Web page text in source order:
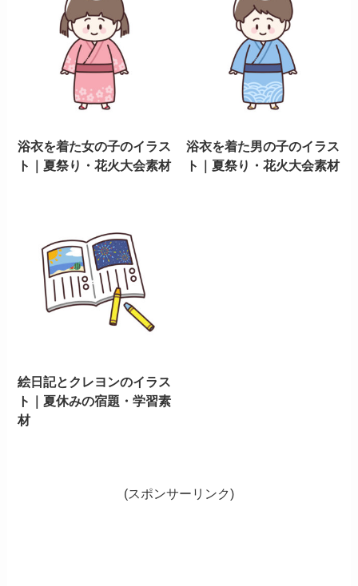
浴衣を着た女の子のイラス
ト｜夏祭り・花火大会素材
浴衣を着た男の子のイラス
ト｜夏祭り・花火大会素材
絵日記とクレヨンのイラス
ト｜夏休みの宿題・学習素
材
(スポンサーリンク)